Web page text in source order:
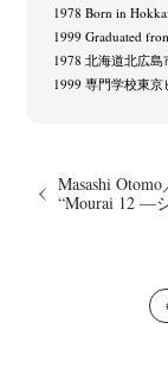
1978 Born in
1999 Graduated
1978 北海道北広島
1999 専門学校東
Masashi
“Mourai 12 —